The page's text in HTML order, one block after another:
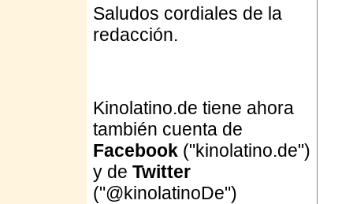
Saludos cordiales de la
redacción.
Kinolatino.de tiene ahora
también cuenta de
Facebook ("kinolatino.de")
y de Twitter
("@kinolatinoDe")